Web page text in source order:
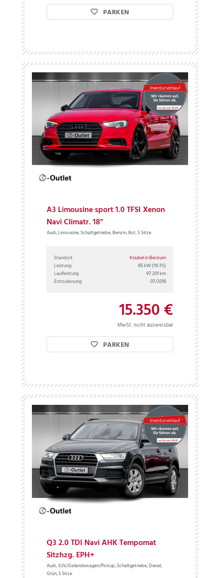
PARKEN
A3 Limousine sport 1.0 TFSI Xenon
Navi Climatr. 18"
Audi, Limousine, Schaltgetriebe, Benzin, Rot, 5 Sitze
Standort
Knubel in Beckum
Leistung
85 kW(116 PS)
Laufleistung
97.201 km
Erstzulassung
07/2018
15.350 €
MwSt. nicht ausweisbar
PARKEN
Q3 2.0 TDI Navi AHK Tempomat
Sitzhzg. EPH+
Audi, SUV/Geländewagen/Pickup, Schaltgetriebe, Diesel,
Grün, 5 Sitze